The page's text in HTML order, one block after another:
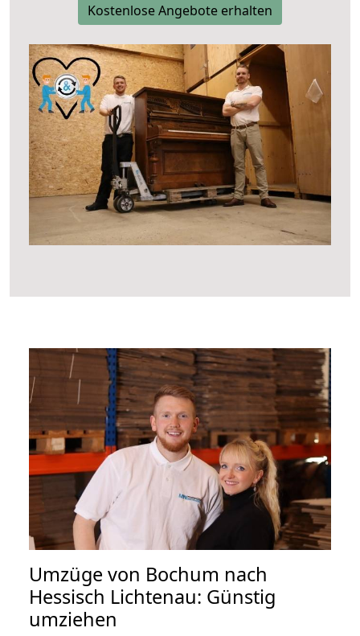
Kostenlose Angebote erhalten
Umzüge von Bochum nach
Hessisch Lichtenau: Günstig
umziehen